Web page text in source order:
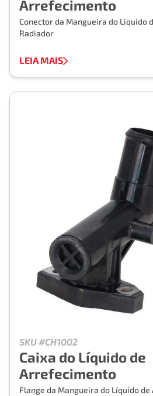
Arrefecimento
Conector da Mangueira do Líquido
Radiador
LEIA MAIS
SKU #CH1002
Caixa do Líquido de
Arrefecimento
Flange da Mangueira do Líquido